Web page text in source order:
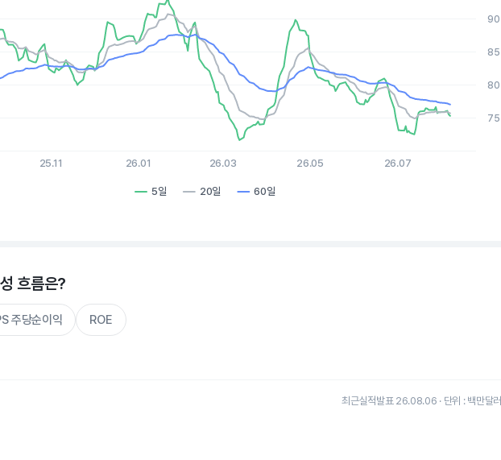
X axis displaying Time. Data ranges from 2025-08-10 15:00:00 to 2026-08-06 15:00:00.
Y axis displaying values. Data ranges from 71.09 to 93.19.
5일 20일 60일
25.11 26.01 26.03 26.05 26.07
75
80
85
90
흐름은?
주당순이익 ROE
최근실적발표 26.08.06 · 단위 : 백만달러